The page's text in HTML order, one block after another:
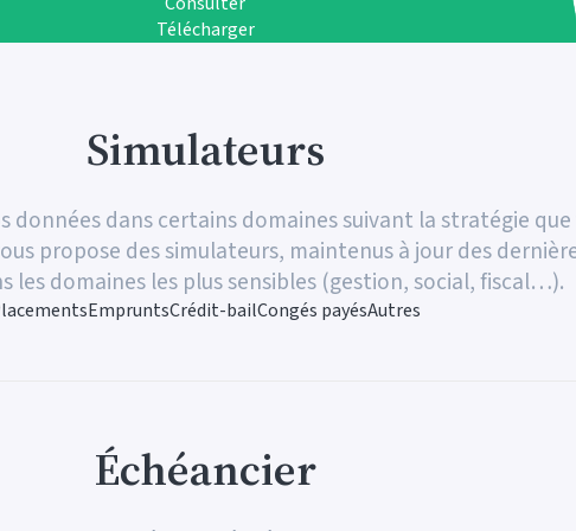
Télécharger
Télécharger
Télécharger
Télécharger
Présentation Guide n° 1
Présentation Guide n° 2
Présentation Guide n° 3
Simulateurs
données dans certains domaines suivant la stratégie
propose des simulateurs, maintenus à jour des
les domaines les plus sensibles (gestion, social, fiscal…).
EmpruntsCrédit-bailCongés payésAutres
Échéancier